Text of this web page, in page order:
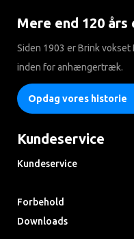
Mere end 120
Siden 1903 er Brink
inden for anhængertræk.
Opdag vores historie
Kundeservice
Kundeservice
Forbehold
Downloads